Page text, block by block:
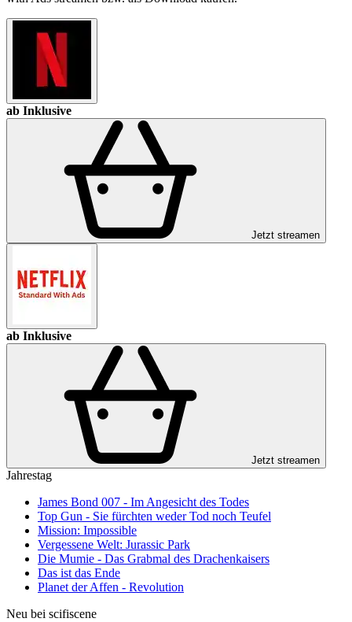
ab Inklusive
Jetzt streamen
ab Inklusive
Jetzt streamen
Jahrestag
James Bond 007 - Im Angesicht des Todes
Top Gun - Sie fürchten weder Tod noch Teufel
Mission: Impossible
Vergessene Welt: Jurassic Park
Die Mumie - Das Grabmal des Drachenkaisers
Das ist das Ende
Planet der Affen - Revolution
Neu bei scifiscene